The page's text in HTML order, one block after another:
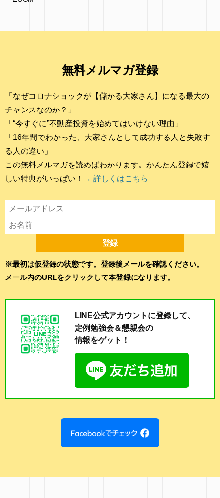
無料メルマガ登録
「なぜコロナショックが【儲かる大家さん】になる最大の
チャンスなのか？」
「“今すぐに”不動産投資を始めてはいけない理由」
「16年間でわかった、大家さんとして成功する人と失敗す
る人の違い」
この無料メルマガを読めばわかります。かんたん登録で嬉
しい特典がいっぱい！ → 詳しくはこちら
※最初は仮登録の状態です。登録後メールを確認ください。
メール内のURLをクリックして本登録になります。
LINE公式アカウントに登録して、
定例勉強会＆懇親会の
情報をゲット！